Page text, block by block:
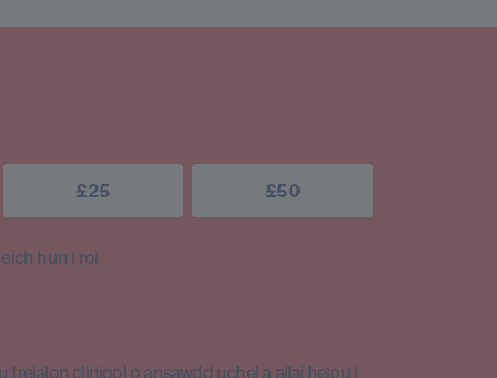
£25 £50
hun i roi
treialon clinigol o ansawdd uchel a allai helpu i